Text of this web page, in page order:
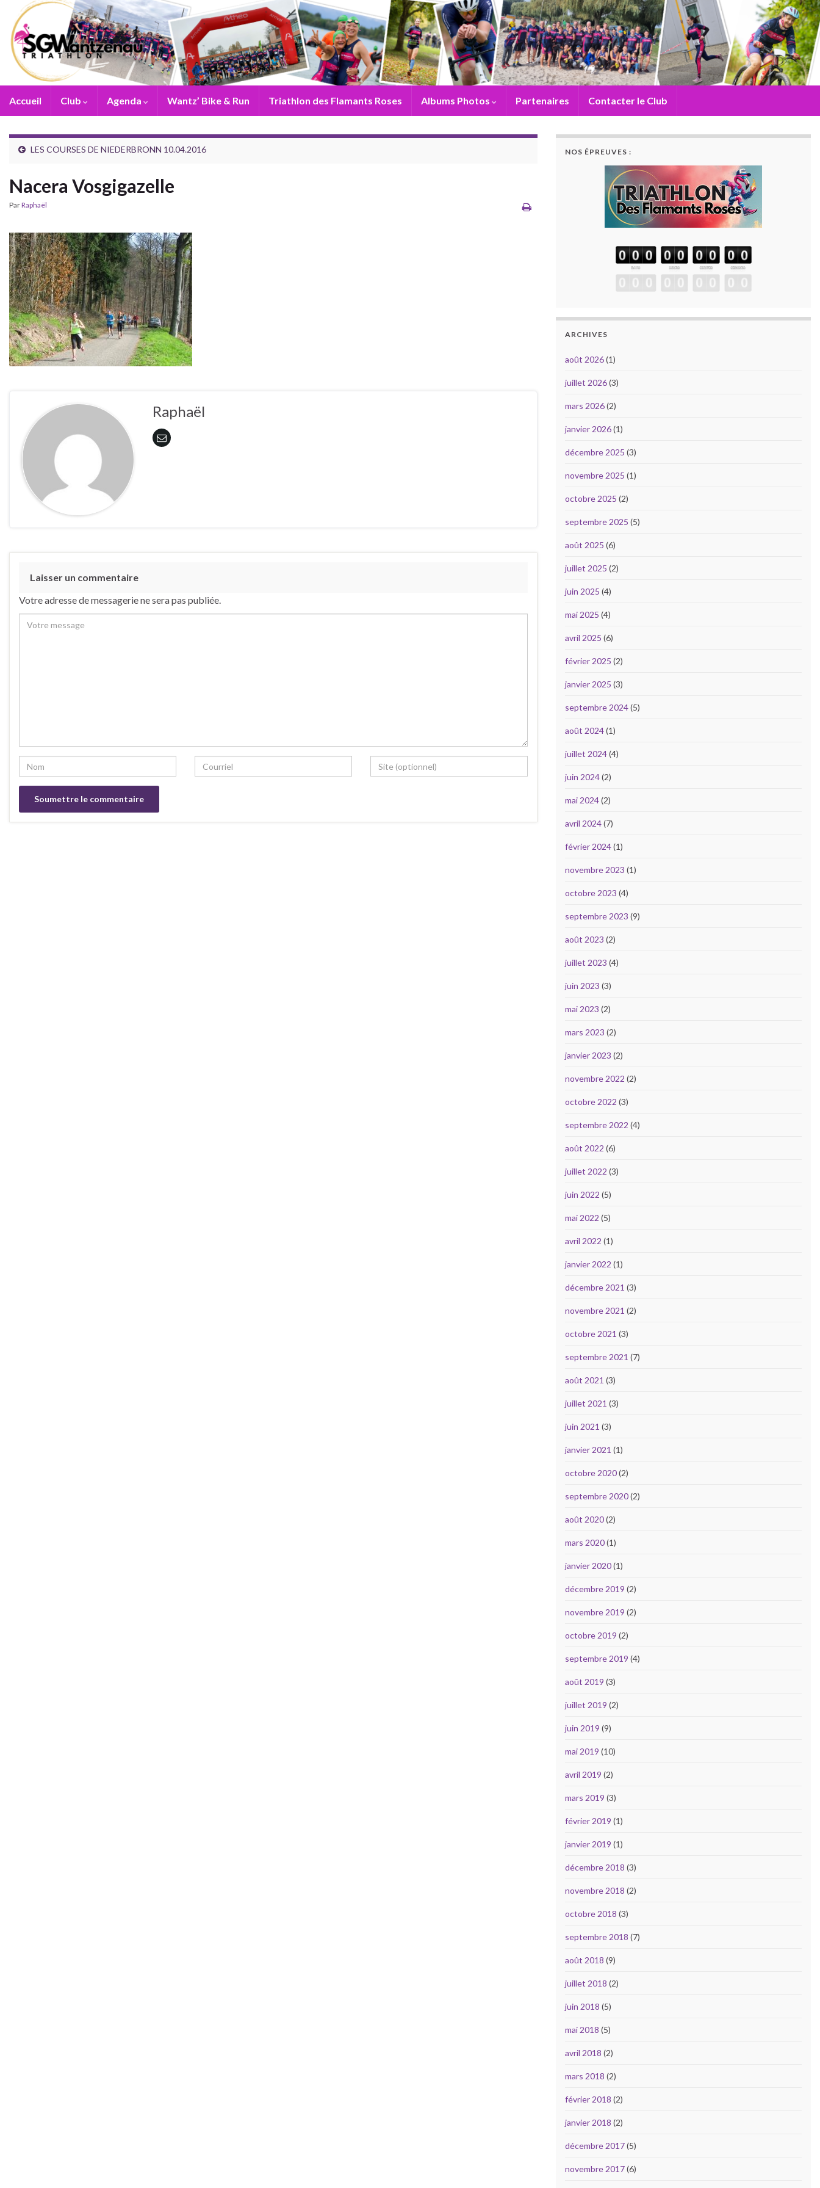
Accueil Club Agenda Wantz’ Bike & Run Triathlon des Flamants Roses Albums Photos Partenaires Contacter le Club
LES COURSES DE NIEDERBRONN 10.04.2016
Nacera Vosgigazelle
ParRaphaël
Raphaël
Laisser un commentaire
Votre adresse de messagerie ne sera pas publiée.
NOS ÉPREUVES :
ARCHIVES
août 2026(1)
juillet 2026(3)
mars 2026(2)
janvier 2026(1)
décembre 2025 (3)
novembre 2025 (1)
octobre 2025 (2)
septembre 2025 (5)
août 2025 (6)
juillet 2025 (2)
juin 2025 (4)
mai 2025 (4)
avril 2025 (6)
février 2025 (2)
janvier 2025 (3)
septembre 2024(5)
août 2024(1)
juillet 2024(4)
juin 2024(2)
mai 2024(2)
avril 2024(7)
février 2024(1)
novembre 2023 (1)
octobre 2023 (4)
septembre 2023 (9)
août 2023 (2)
juillet 2023 (4)
juin 2023 (3)
mai 2023 (2)
mars 2023 (2)
janvier 2023 (2)
novembre 2022 (2)
octobre 2022 (3)
septembre 2022 (4)
août 2022 (6)
juillet 2022 (3)
juin 2022 (5)
mai 2022 (5)
avril 2022 (1)
janvier 2022 (1)
décembre 2021 (3)
novembre 2021 (2)
octobre 2021 (3)
septembre 2021 (7)
août 2021 (3)
juillet 2021 (3)
juin 2021 (3)
janvier 2021 (1)
octobre 2020(2)
septembre 2020(2)
août 2020(2)
mars 2020(1)
janvier 2020(1)
décembre 2019 (2)
novembre 2019 (2)
octobre 2019 (2)
septembre 2019 (4)
août 2019 (3)
juillet 2019 (2)
juin 2019 (9)
mai 2019 (10)
avril 2019 (2)
mars 2019 (3)
février 2019 (1)
janvier 2019 (1)
décembre 2018 (3)
novembre 2018 (2)
octobre 2018 (3)
septembre 2018 (7)
août 2018 (9)
juillet 2018 (2)
juin 2018 (5)
mai 2018 (5)
avril 2018 (2)
mars 2018 (2)
février 2018 (2)
janvier 2018 (2)
décembre 2017(5)
novembre 2017(6)